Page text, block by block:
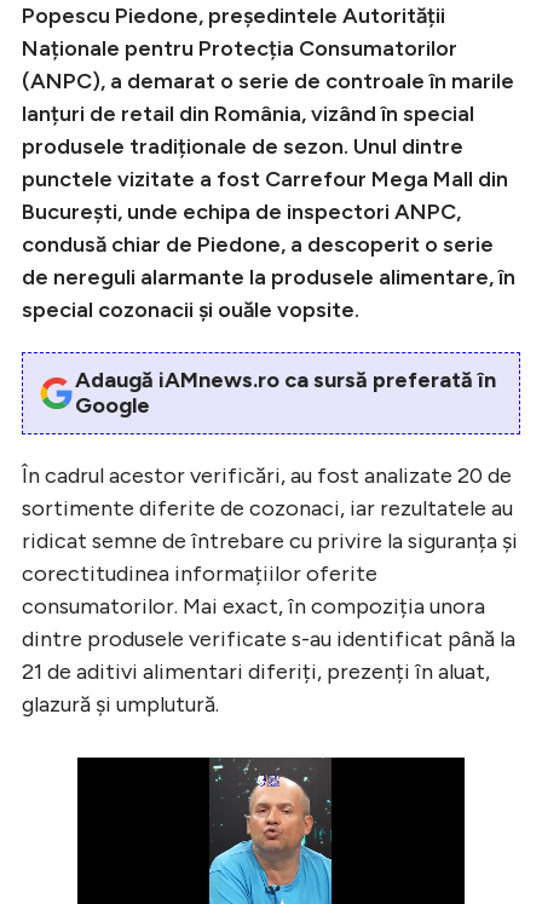
Popescu Piedone, președintele Autorității
Naționale pentru Protecția Consumatorilor
(ANPC), a demarat o serie de controale în marile
lanțuri de retail din România, vizând în special
produsele tradiționale de sezon. Unul dintre
punctele vizitate a fost Carrefour Mega Mall din
București, unde echipa de inspectori ANPC,
condusă chiar de Piedone, a descoperit o serie
de nereguli alarmante la produsele alimentare, în
special cozonacii și ouăle vopsite.
Adaugă iAMnews.ro ca sursă preferată în
Google
În cadrul acestor verificări, au fost analizate 20 de
sortimente diferite de cozonaci, iar rezultatele au
ridicat semne de întrebare cu privire la siguranța și
corectitudinea informațiilor oferite
consumatorilor. Mai exact, în compoziția unora
dintre produsele verificate s-au identificat până la
21 de aditivi alimentari diferiți, prezenți în aluat,
glazură și umplutură.